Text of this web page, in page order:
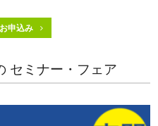
申込み
セミナー・フェア